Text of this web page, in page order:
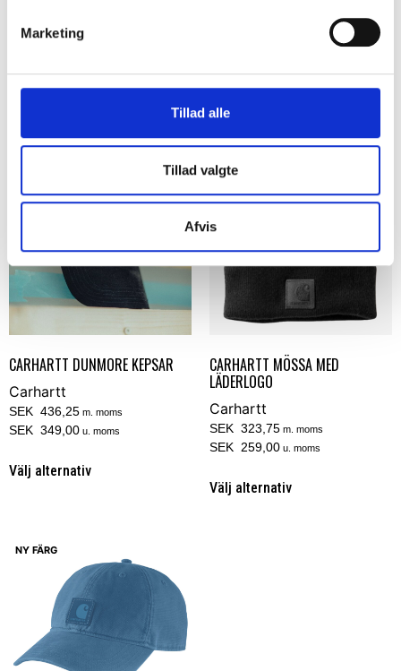
Marketing
Tillad alle
Tillad valgte
Afvis
Carhartt
SEK 1.061,25
Välj alternativ
CARHARTT DUNMORE KEPSAR
Carhartt
SEK 436,25 m. moms
SEK 349,00 u. moms
Välj alternativ
CARHARTT MÖSSA MED
LÄDERLOGO
Carhartt
SEK 323,75 m. moms
SEK 259,00 u. moms
Välj alternativ
NY FÄRG